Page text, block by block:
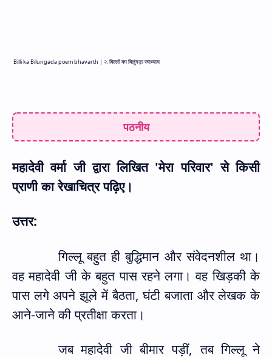
Billi ka Bilungada poem bhavarth | २. बिल्ली का बिलुंगड़ा स्वाध्याय
पठनीय
महादेवी वर्मा जी द्वारा लिखित 'मेरा परिवार'से किसी
प्राणी का रेखाचित्र पढ़िए।
उत्तर:
गिल्लू बहुत ही बुद्धिमान और संवेदनशील था।
वह महादेवी जी के बहुत पास रहने लगा। वह खिड़की के
पास लगे अपने झूले में बैठता,घंटी बजाता और लेखक के
आने-जाने की प्रतीक्षा करता।
जब महादेवी जी बीमार पड़ीं,तब गिल्लू ने